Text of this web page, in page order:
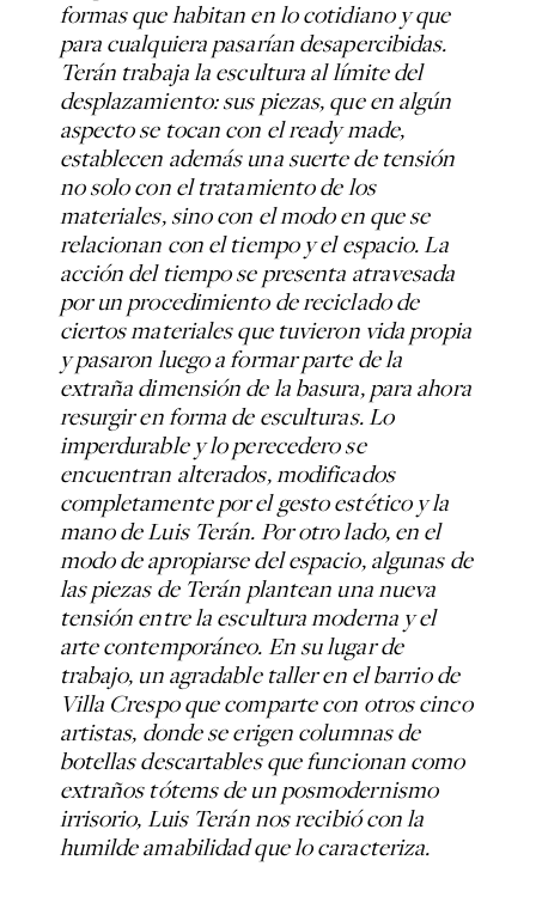
formas que habitan en lo cotidiano y que
para cualquiera pasarían desapercibidas.
Terán trabaja la escultura al límite del
desplazamiento: sus piezas, que en algún
aspecto se tocan con el ready made,
establecen además una suerte de tensión
no solo con el tratamiento de los
materiales, sino con el modo en que se
relacionan con el tiempo y el espacio. La
acción del tiempo se presenta atravesada
por un procedimiento de reciclado de
ciertos materiales que tuvieron vida propia
y pasaron luego a formar parte de la
extraña dimensión de la basura, para ahora
resurgir en forma de esculturas. Lo
imperdurable y lo perecedero se
encuentran alterados, modificados
completamente por el gesto estético y la
mano de Luis Terán. Por otro lado, en el
modo de apropiarse del espacio, algunas de
las piezas de Terán plantean una nueva
tensión entre la escultura moderna y el
arte contemporáneo. En su lugar de
trabajo, un agradable taller en el barrio de
Villa Crespo que comparte con otros cinco
artistas, donde se erigen columnas de
botellas descartables que funcionan como
extraños tótems de un posmodernismo
irrisorio, Luis Terán nos recibió con la
humilde amabilidad que lo caracteriza.